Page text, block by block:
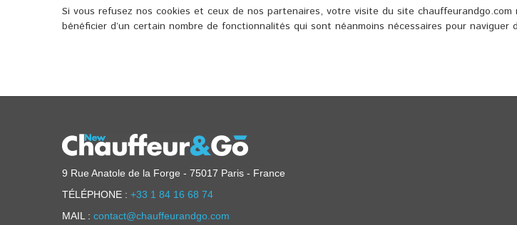
Si vous refusez nos cookies et ceux de nos partenaires, votre visite du site
bénéficier d’un certain nombre de fonctionnalités qui sont néanmoins nécessaires pour naviguer
9 Rue Anatole de la Forge - 75017 Paris - France
TÉLÉPHONE : +33 1 84 16 68 74
MAIL : contact@chauffeurandgo.com